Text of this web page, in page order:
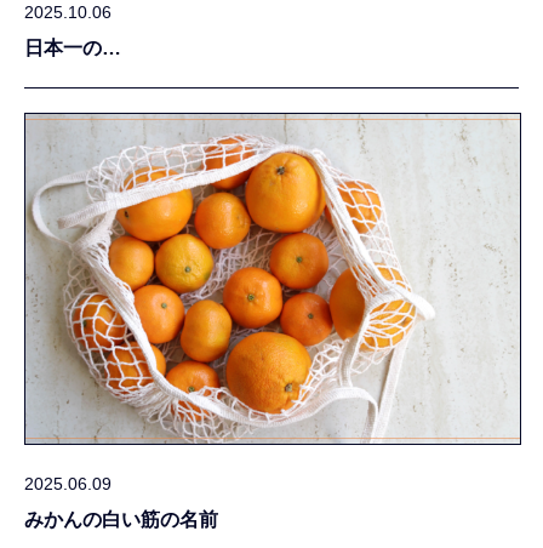
2025.10.06
日本一の…
2025.06.09
みかんの白い筋の名前